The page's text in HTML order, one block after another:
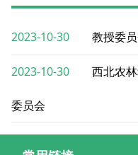
2023-10-30 教授委
2023-10-30 西北农
委员会